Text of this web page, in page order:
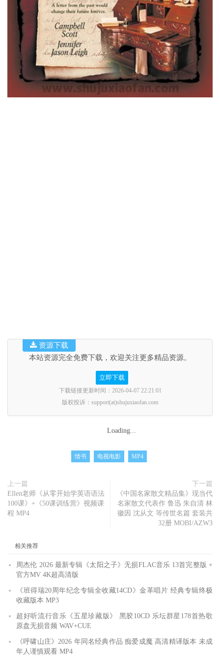
本站资源完全免费下载，欢迎关注更多精品资源。
立即下载
下载链接更新时间：2026-04-07 22:21:01
版权投诉：support(at)shujuxiaofan.com
资源下载
Loading...
情书 电视电影 MP4
上一篇
Ellen老师《从零开始学英语语法
100课》+《50课训练营》视频课
程 MP4
下一篇
《中国名家散文精品集》现当代
名家散文代表作 鲁迅 朱自清 林
徽因 沈从文 等传世名篇 套装共
32册 MOBI/AZW3
相关推荐
周杰伦 2026 最新专辑《太阳之子》无损FLAC音乐 13首完整版 +
官方MV 4K超高清版
《班得瑞20周年纪念专辑全收藏14CD》金革唱片 经典专辑终极
收藏版本 MP3
超好听流行音乐《五星珍藏版》 黑胶10CD 乐坛群星178首热歌
原盘无损音频 WAV+CUE
《呼啸山庄》2026 年同名经典作品 痴爱成魔 高清精译版本 未成
年人谨慎观看 MP4